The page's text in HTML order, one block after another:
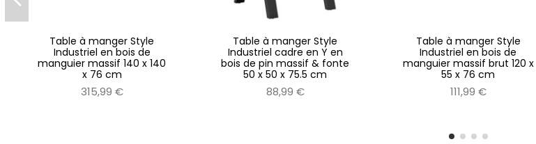
Table à manger Style
Industriel en bois de
manguier massif 140 x 140
x 76 cm
315,99 €
Table à manger Style
Industriel cadre en Y en
bois de pin massif & fonte
50 x 50 x 75.5 cm
88,99 €
Table à manger Style
Industriel en bois de
manguier massif brut 120 x
55 x 76 cm
111,99 €